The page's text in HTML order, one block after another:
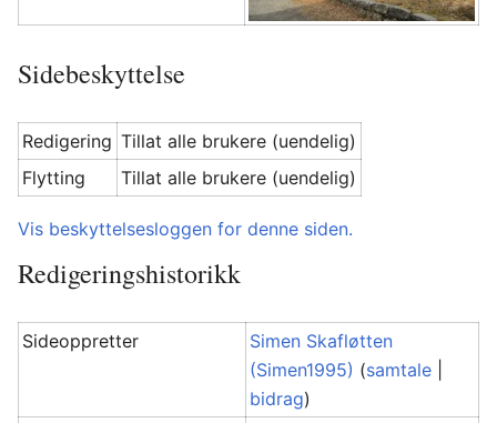
Sidebeskyttelse
Redigering Tillat alle brukere (uendelig)
Flytting
Tillat alle brukere (uendelig)
Vis beskyttelsesloggen for denne siden.
Redigeringshistorikk
Sideoppretter
Simen Skafløtten
(Simen1995) (samtale
bidrag)